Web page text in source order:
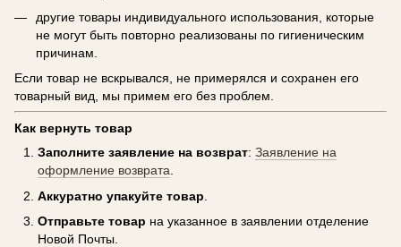
другие товары индивидуального использования, которые
не могут быть повторно реализованы по гигиеническим
причинам.
Если товар не вскрывался, не примерялся и сохранен его
товарный вид, мы примем его без проблем.
Как вернуть товар
Заполните заявление на возврат: Заявление на
оформление возврата
Аккуратно упакуйте товар
Отправьте товар на указанное в заявлении отделение
Новой Почты.